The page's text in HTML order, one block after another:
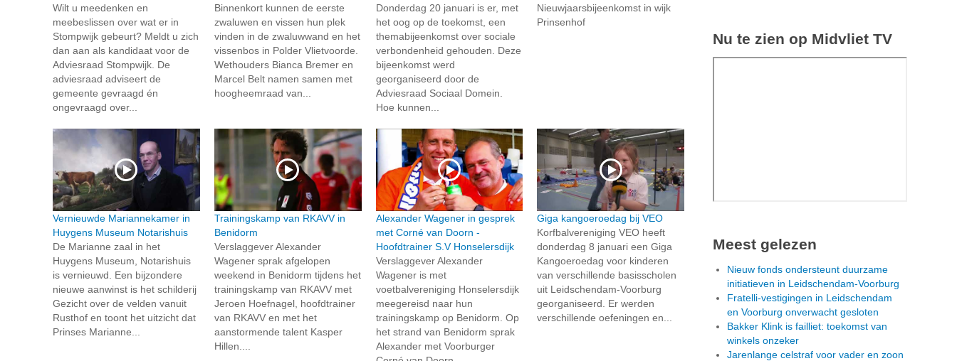
Wilt u meedenken en
meebeslissen over wat er in
Stompwijk gebeurt? Meldt u zich
dan aan als kandidaat voor de
Adviesraad Stompwijk. De
adviesraad adviseert de
gemeente gevraagd én
ongevraagd over...
Binnenkort kunnen de eerste
zwaluwen en vissen hun plek
vinden in de zwaluwwand en het
vissenbos in Polder Vlietvoorde.
Wethouders Bianca Bremer en
Marcel Belt namen samen met
hoogheemraad van...
Donderdag 20 januari is er, met
het oog op de toekomst, een
themabijeenkomst over sociale
verbondenheid gehouden. Deze
bijeenkomst werd
georganiseerd door de
Adviesraad Sociaal Domein.
Hoe kunnen...
Nieuwjaarsbijeenkomst in wijk
Prinsenhof
Vernieuwde Mariannekamer in
Huygens Museum Notarishuis
De Marianne zaal in het
Huygens Museum, Notarishuis
is vernieuwd. Een bijzondere
nieuwe aanwinst is het schilderij
Gezicht over de velden vanuit
Rusthof en toont het uitzicht dat
Prinses Marianne...
Trainingskamp van RKAVV in
Benidorm
Verslaggever Alexander
Wagener sprak afgelopen
weekend in Benidorm tijdens het
trainingskamp van RKAVV met
Jeroen Hoefnagel, hoofdtrainer
van RKAVV en met het
aanstormende talent Kasper
Hillen....
Alexander Wagener in gesprek
met Corné van Doorn -
Hoofdtrainer S.V Honselersdijk
Verslaggever Alexander
Wagener is met
voetbalvereniging Honselersdijk
meegereisd naar hun
trainingskamp op Benidorm. Op
het strand van Benidorm sprak
Alexander met Voorburger
Giga kangoeroedag bij VEO
Korfbalvereniging VEO heeft
donderdag 8 januari een Giga
Kangoeroedag voor kinderen
van verschillende basisscholen
uit Leidschendam-Voorburg
georganiseerd. Er werden
verschillende oefeningen en...
Nu te zien op Midvliet TV
Meest gelezen
Nieuw fonds ondersteunt duurzame
initiatieven in Leidschendam-Voorburg
Fratelli-vestigingen in Leidschendam
en Voorburg onverwacht gesloten
Bakker Klink is failliet: toekomst van
winkels onzeker
Jarenlange celstraf voor vader en zoon